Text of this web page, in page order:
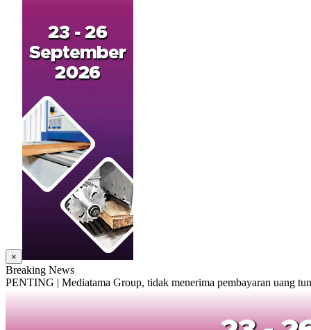
×
Breaking News
PENTING | Mediatama Group, tidak menerima pembayaran uang